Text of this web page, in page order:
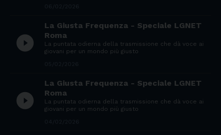
play_circle_filled
La Giusta Frequenza - Speciale LGNET
Roma
La puntata odierna della trasmissione che dà voce ai
giovani per un mondo più giusto
play_circle_filled
La Giusta Frequenza - Speciale LGNET
Roma
La puntata odierna della trasmissione che dà voce ai
giovani per un mondo più giusto